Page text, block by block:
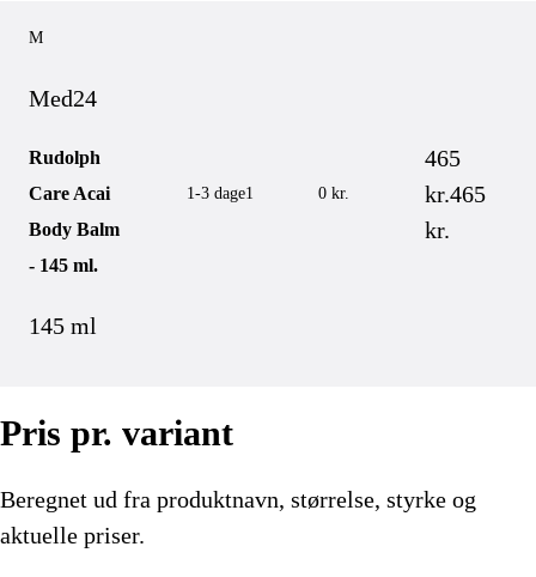
M
Med24
Rudolph
Care Acai
Body Balm
- 145 ml.
145 ml
1-3 dage1 0 kr.
465
kr.465
kr.
Pris pr. variant
Beregnet ud fra produktnavn, størrelse, styrke og
aktuelle priser.